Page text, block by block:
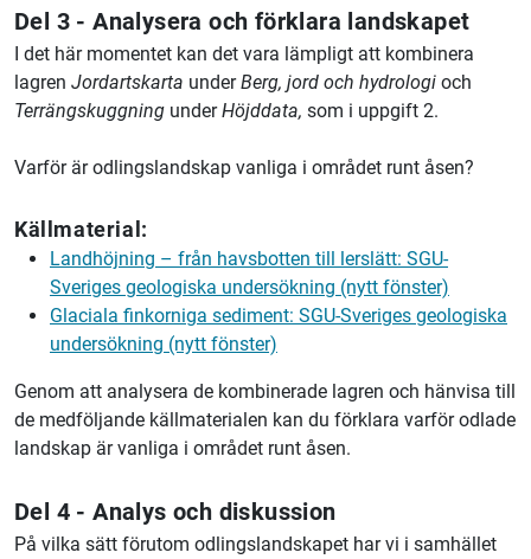
Del 3 - Analysera och förklara landskapet
I det här momentet kan det vara lämpligt att kombinera
lagren Jordartskarta underBerg, jord och hydrologi och
Terrängskuggning underHöjddata, som i uppgift 2.
Varför är odlingslandskap vanliga i området runt åsen?
Källmaterial:
Landhöjning – från havsbotten till lerslätt: SGU-
Sveriges geologiska undersökning (nytt fönster)
Glaciala finkorniga sediment: SGU-Sveriges geologiska
undersökning (nytt fönster)
Genom att analysera de kombinerade lagren och hänvisa till
de medföljande källmaterialen kan du förklara varför odlade
landskap är vanliga i området runt åsen.
Del 4 - Analys och diskussion
På vilka sätt förutom odlingslandskapet har vi i samhället